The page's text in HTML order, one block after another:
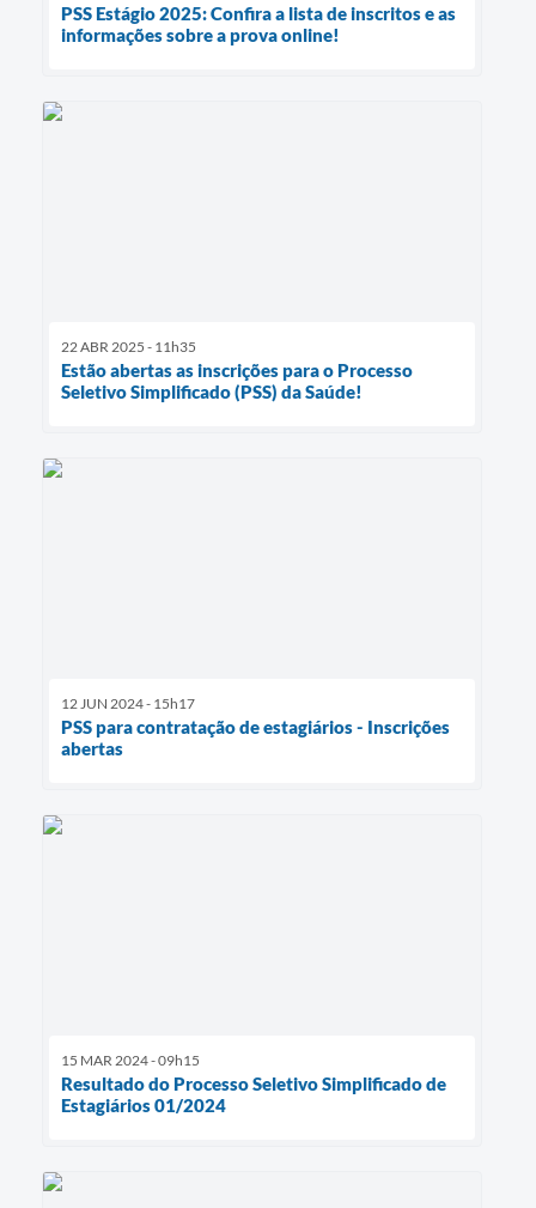
PSS Estágio 2025: Confira a lista de inscritos e as
informações sobre a prova online!
22 ABR 2025 - 11h35
Estão abertas as inscrições para o Processo
Seletivo Simplificado (PSS) da Saúde!
12 JUN 2024 - 15h17
PSS para contratação de estagiários - Inscrições
abertas
15 MAR 2024 - 09h15
Resultado do Processo Seletivo Simplificado de
Estagiários 01/2024